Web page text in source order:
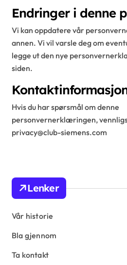
Endringer i denne
Vi kan oppdatere vår
annen. Vi vil varsle deg om
legge ut den nye
siden.
Hvis du har spørsmål om denne
personvernerklæringen,
privacy@club-siemens.com
Lenker
Vår historie
Bla gjennom
Ta kontakt